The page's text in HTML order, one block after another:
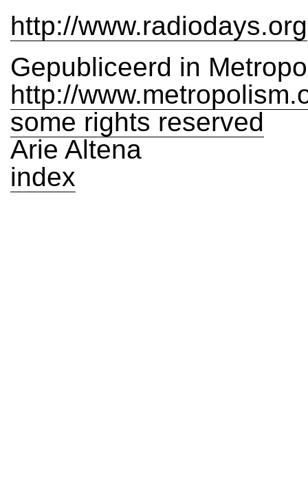
http://www.radiodays.org
Gepubliceerd in
http://
some rights reserved
Arie Altena
index